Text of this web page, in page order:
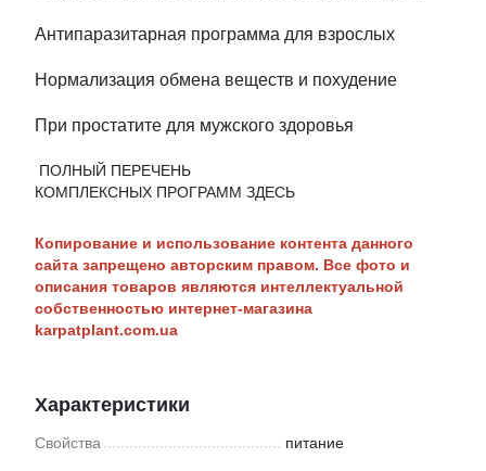
Антипаразитарная программа для взрослых
Нормализация обмена веществ и похудение
При простатите для мужского здоровья
ПОЛНЫЙ ПЕРЕЧЕНЬ
КОМПЛЕКСНЫХ ПРОГРАММ ЗДЕСЬ
Копирование и использование контента данного
сайта запрещено авторским правом. Все фото и
описания товаров являются интеллектуальной
собственностью интернет-магазина
karpatplant.com.ua
Характеристики
Свойства питание